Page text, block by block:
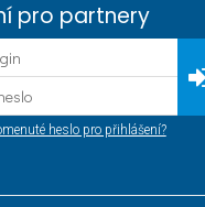
pro partnery
heslo pro přihlášení?